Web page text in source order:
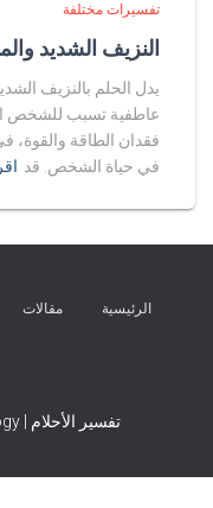
تفسيرات مختلفة
النزيف الشديد
يدل الحلم بالنزيف
عاطفية تسبب للشخص
فقدان الطاقة والقوة،
في حياة الشخص. قد
الرئيسية مقالات
تفسير الأحلام | Made with ❤️ by AYO Technology